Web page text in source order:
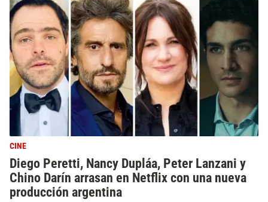
CINE
Diego Peretti, Nancy Dupláa, Peter Lanzani y
Chino Darín arrasan en Netflix con una nueva
producción argentina